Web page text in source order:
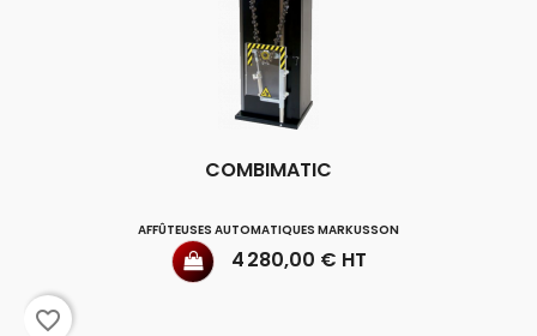
COMBIMATIC
AFFÛTEUSES AUTOMATIQUES MARKUSSON
Prix
4 280,00 € HT
favorite_border